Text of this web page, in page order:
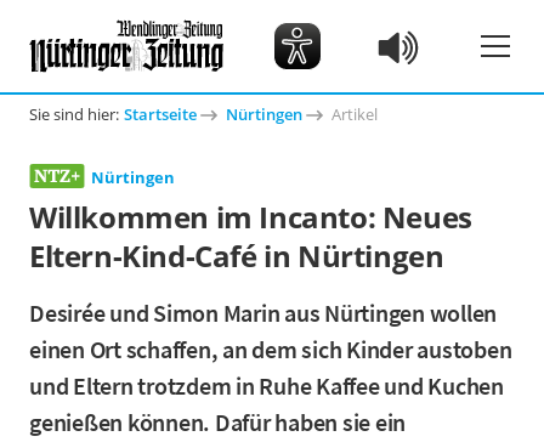
Sie sind hier: Startseite Nürtingen Artikel
Nürtingen
Willkommen im Incanto: Neues
Eltern-Kind-Café in Nürtingen
Desirée und Simon Marin aus Nürtingen wollen
einen Ort schaffen, an dem sich Kinder austoben
und Eltern trotzdem in Ruhe Kaffee und Kuchen
genießen können. Dafür haben sie ein